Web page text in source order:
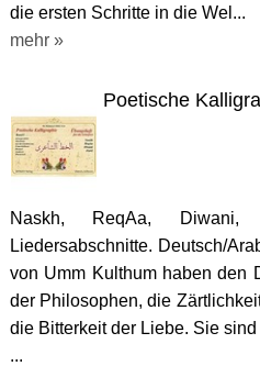
die ersten Schritte in die Wel...
mehr »
Poetische
Naskh, ReqAa, Diwani,
Liedersabschnitte. Deutsch/
von Umm Kulthum haben den
der Philosophen, die
die Bitterkeit der Liebe. Sie
...